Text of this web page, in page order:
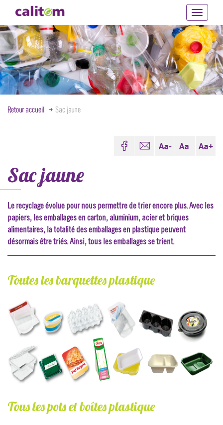
Aller
au
contenu
principal
Toggle
Retour accueil Sac jaune
Sac jaune
Le recyclage évolue pour nous permettre de trier encore plus. Avec les
papiers, les emballages en carton, aluminium, acier et briques
alimentaires, la totalité des emballages en plastique peuvent
désormais être triés. Ainsi, tous les emballages se trient.
Toutes les barquettes plastique
barquettes_plastique.jpg
Tous les pots et boîtes plastique